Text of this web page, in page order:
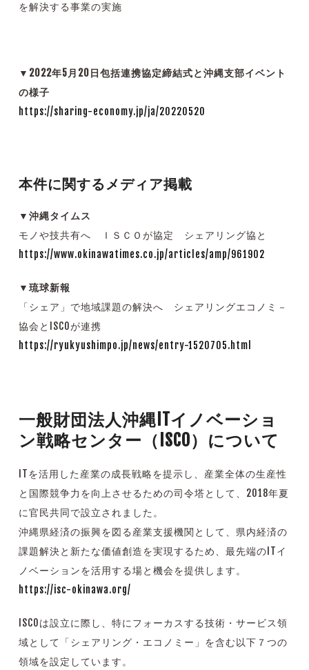
を解決する事業の実施
▼2022年5月20日包括連携協定締結式と沖縄支部イベント
の様子
https://sharing-economy.jp/ja/20220520
本件に関するメディア掲載
▼沖縄タイムス
モノや技共有へ ＩＳＣＯが協定 シェアリング協と
https://www.okinawatimes.co.jp/articles/amp/961902
▼琉球新報
「シェア」で地域課題の解決へ シェアリングエコノミ－
協会とISCOが連携
https://ryukyushimpo.jp/news/entry-1520705.html
一般財団法人沖縄ITイノベーショ
ン戦略センター（ISCO）について
ITを活用した産業の成長戦略を提示し、産業全体の生産性
と国際競争力を向上させるための司令塔として、2018年夏
に官民共同で設立されました。
沖縄県経済の振興を図る産業支援機関として、県内経済の
課題解決と新たな価値創造を実現するため、最先端のITイ
ノベーションを活用する場と機会を提供します。
https://isc-okinawa.org/
ISCOは設立に際し、特にフォーカスする技術・サービス領
域として「シェアリング・エコノミー」を含む以下７つの
領域を設定しています。